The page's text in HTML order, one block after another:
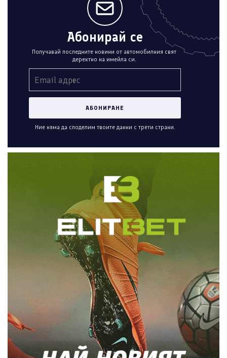
Абонирай се
Получавай последните новини от автомобилния свят
деректно на имейла си.
Ние няма да споделим твоите данни с трети страни.